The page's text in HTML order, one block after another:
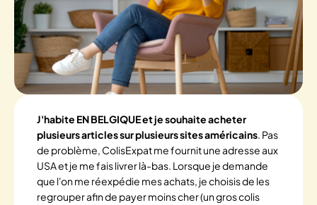
J'habite EN BELGIQUE et je souhaite acheter
plusieurs articles sur plusieurs sites américains. Pas
de problème, ColisExpat me fournit une adresse aux
USA et je me fais livrer là-bas. Lorsque je demande
que l'on me réexpédie mes achats, je choisis de les
regrouper afin de payer moins cher (un gros colis